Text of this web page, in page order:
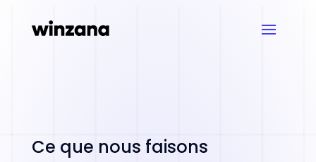
Ce que nous faisons